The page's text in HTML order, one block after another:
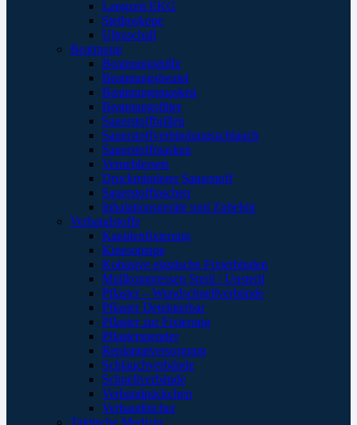
Langzeit EKG
Stethoskope
Ultraschall
Beatmung
Beatmungshilfe
Beatmungsbeutel
Beatmungsmasken
Beatmungsfilter
Sauerstoffbrillen
Sauerstoffverbindungsschlauch
Sauerstoffmasken
Verneblersets
Druckminderer Sauerstoff
Sauerstofftaschen
Inhalationsgeräte und Zubehör
Verbandstoffe
Kanülenfixierung
Kinesoptape
Kohäsive elastische Fixierbinden
Mullkompressen Steril / Unsteril
Pflaster – Wundschnellverbände
Pflaster Detektierbar
Pflaster zur Fixierung
Pflasterspender
Replantatversorgung
Schlauchverbände
Schnellverbände
Verbandpäckchen
Verbandtücher
Taktische Medizin